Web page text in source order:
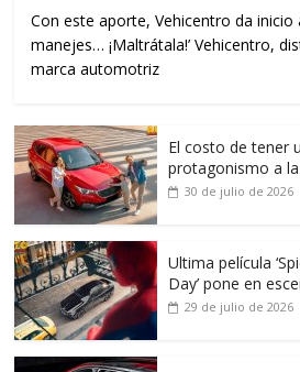
Con este aporte, Vehicentro da inicio
manejes… ¡Maltrátala!’ Vehicentro,
marca automotriz
El costo de tener
protagonismo a
30 de julio de 2026
Ultima película
Day’ pone en
29 de julio de 2026